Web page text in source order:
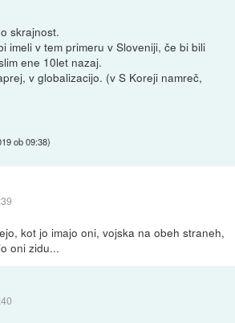
skrajnost.
imeli v tem primeru v Sloveniji, če bi bili
ene 10let nazaj.
v globalizacijo. (v S Koreji namreč,
ob 09:38)
kot jo imajo oni, vojska na obeh straneh,
oni zidu...